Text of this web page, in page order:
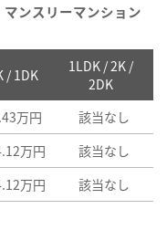
ンスリーマンション
/ 1DK
1LDK / 2K /
2DK
万円 該当なし
万円 該当なし
万円 該当なし